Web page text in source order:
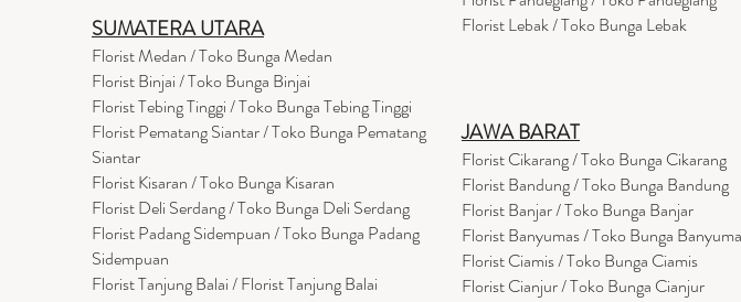
SUMATERA UTARA
Florist Medan / Toko Bunga Medan
Florist Binjai / Toko Bunga Binjai
Florist Tebing Tinggi / Toko Bunga Tebing Tinggi
Florist Pematang Siantar / Toko Bunga Pematang
Siantar
Florist Kisaran / Toko Bunga Kisaran
Florist Deli Serdang / Toko Bunga Deli Serdang
Florist Padang Sidempuan / Toko Bunga Padang
Sidempuan
Florist Tanjung Balai / Florist Tanjung Balai
Florist Lebak / Toko Bunga Lebak
JAWA BARAT
Florist Cikarang/ Toko Bunga Cikarang
Florist Bandung / Toko Bunga Bandung
Florist Banjar / Toko Bunga Banjar
Florist Banyumas / Toko Bunga
Florist Ciamis / Toko Bunga Ciamis
Florist Cianjur / Toko Bunga Cianjur